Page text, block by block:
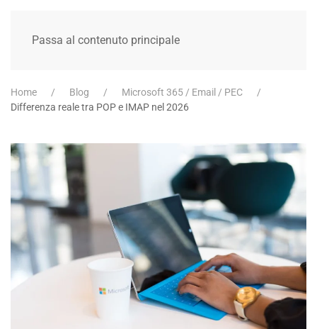
Passa al contenuto principale
Home Blog
Microsoft 365 / Email / PEC
Differenza reale tra POP e IMAP nel 2026